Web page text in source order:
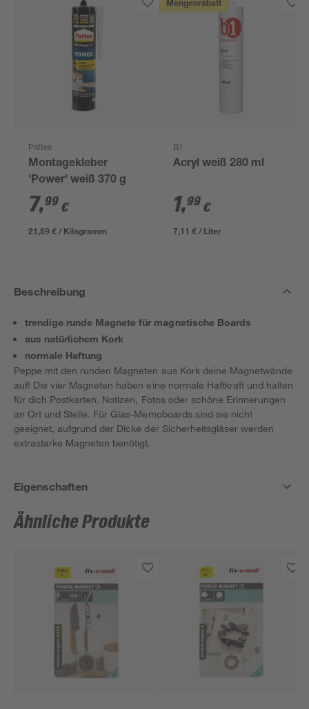
Pattex
Montagekleber
'Power' weiß 370 g
7,99 €
21,59 € / Kilogramm
Mengenrabatt
B1
Acryl weiß 280 ml
1,99 €
7,11 € / Liter
Beschreibung
trendige runde Magnete für magnetische Boards
aus natürlichem Kork
normale Haftung
Peppe mit den runden Magneten aus Kork deine Magnetwände
auf! Die vier Magneten haben eine normale Haftkraft und halten
für dich Postkarten, Notizen, Fotos oder schöne Erinnerungen
an Ort und Stelle. Für Glas-Memoboards sind sie nicht
geeignet, aufgrund der Dicke der Sicherheitsgläser werden
extrastarke Magneten benötigt.
Eigenschaften
Ähnliche Produkte